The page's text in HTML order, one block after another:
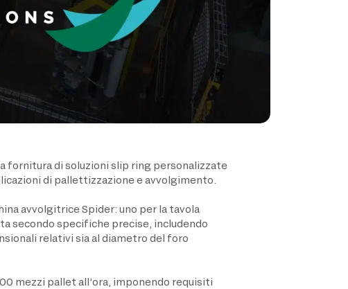
fornitura di soluzioni slip ring personalizzate
di pallettizzazione e avvolgimento.
avvolgitrice Spider: uno per la tavola
secondo specifiche precise, includendo
relativi sia al diametro del foro
mezzi pallet all’ora, imponendo requisiti